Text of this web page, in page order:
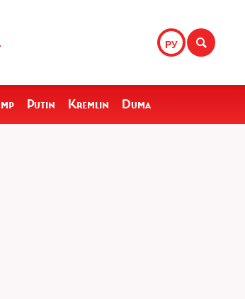
РУ
Putin Kremlin Duma